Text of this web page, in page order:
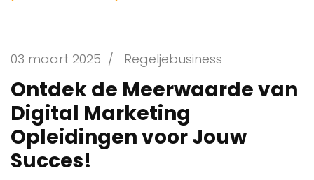
03 maart 2025 / Regeljebusiness
Ontdek de Meerwaarde van
Digital Marketing
Opleidingen voor Jouw
Succes!